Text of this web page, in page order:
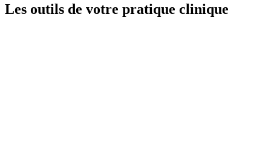
Les outils de votre pratique clinique